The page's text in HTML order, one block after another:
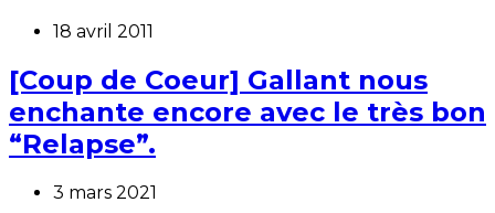
18 avril 2011
[Coup de Coeur] Gallant nous
enchante encore avec le très bon
“Relapse”.
3 mars 2021